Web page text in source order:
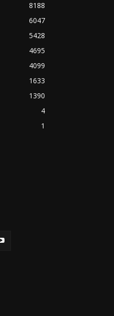
8188
6047
5428
4695
4099
1633
1390
4
1